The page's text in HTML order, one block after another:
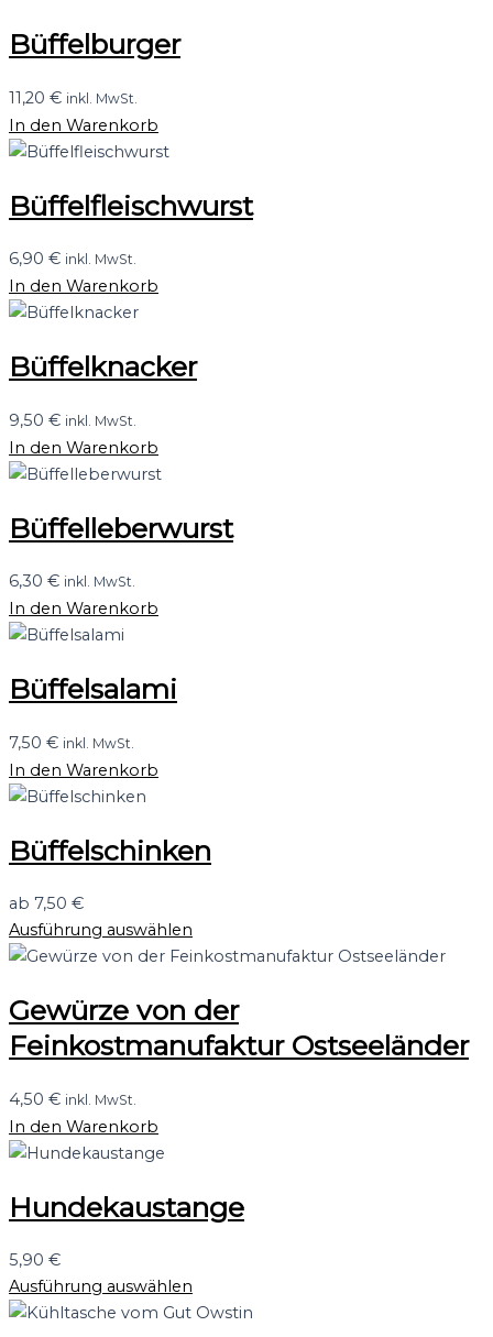
Büffelburger
11,20 € inkl. MwSt.
In den Warenkorb
Büffelfleischwurst
6,90 € inkl. MwSt.
In den Warenkorb
Büffelknacker
9,50 € inkl. MwSt.
In den Warenkorb
Büffelleberwurst
6,30 € inkl. MwSt.
In den Warenkorb
Büffelsalami
7,50 € inkl. MwSt.
In den Warenkorb
Büffelschinken
ab 7,50 €
Ausführung auswählen
Gewürze von der
Feinkostmanufaktur Ostseeländer
4,50 € inkl. MwSt.
In den Warenkorb
Hundekaustange
5,90 €
Ausführung auswählen